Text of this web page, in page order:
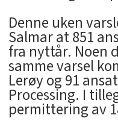
Denne uken
Salmar at 851
fra nyttår. Noen
samme varsel
Lerøy og 91
Processing. I
permittering av